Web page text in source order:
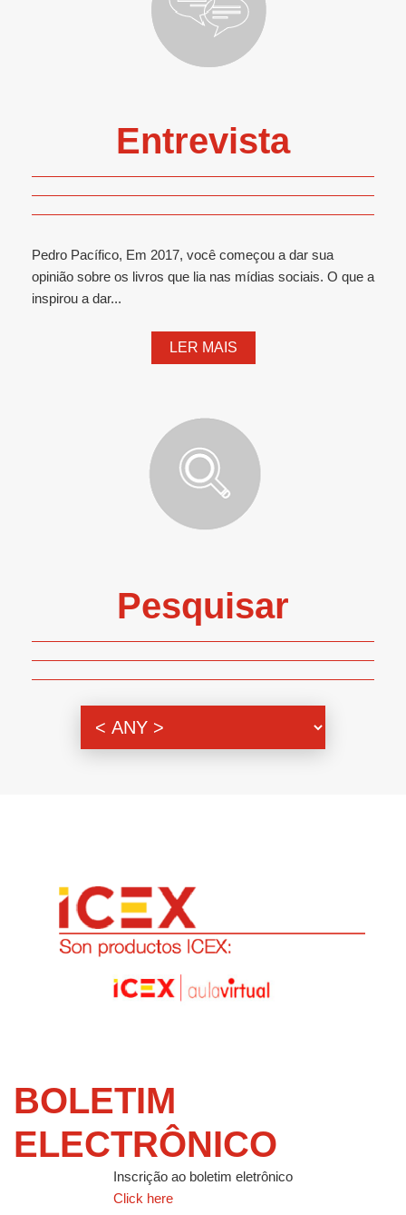
Entrevista
Pedro Pacífico, Em 2017, você começou a dar sua
opinião sobre os livros que lia nas mídias sociais. O que a
inspirou a dar...
LER MAIS
Pesquisar
BOLETIM
ELECTRÔNICO
Inscrição ao boletim eletrônico
Click here